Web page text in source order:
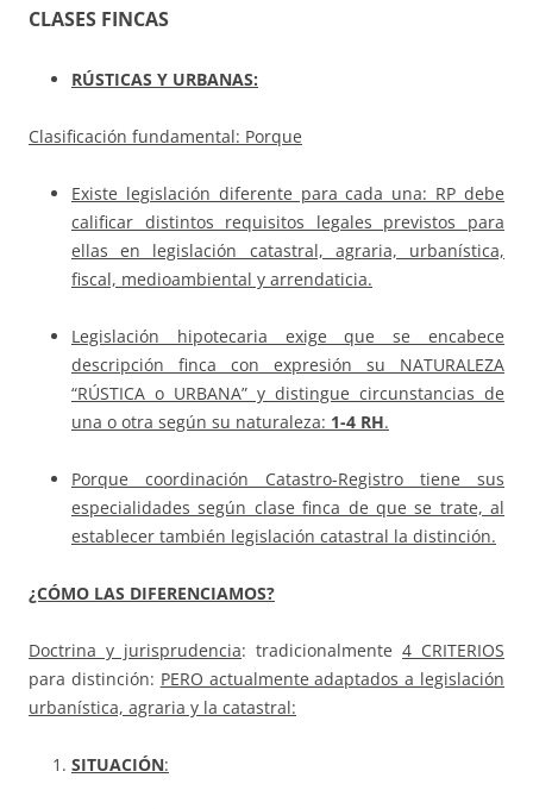
CLASES FINCAS
RÚSTICAS Y URBANAS:
Clasificación fundamental: Porque
Existe legislación diferente para cada una: RP debe
calificar distintos requisitos legales previstos para
ellas en legislación catastral, agraria, urbanística,
fiscal, medioambiental y arrendaticia.
Legislación hipotecaria exige que se encabece
descripción finca con expresión su NATURALEZA
“RÚSTICA o URBANA” y distingue circunstancias de
una o otra según su naturaleza: 1-4 RH.
Porque coordinación Catastro-Registro tiene sus
especialidades según clase finca de que se trate, al
establecer también legislación catastral la distinción.
¿CÓMO LAS DIFERENCIAMOS?
Doctrina y jurisprudencia: tradicionalmente 4 CRITERIOS
para distinción: PERO actualmente adaptados a legislación
urbanística, agraria y la catastral:
SITUACIÓN: